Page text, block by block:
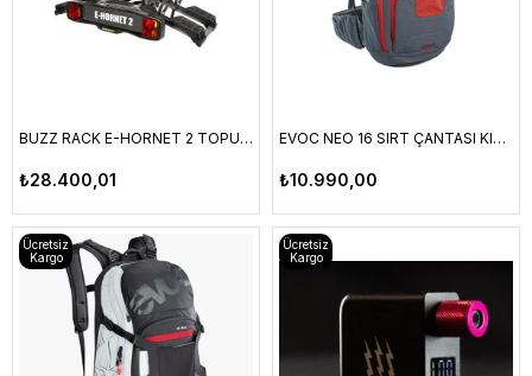
BUZZ RACK E-HORNET 2 TOPUZ BAĞLANTILI ÇEKİ DEMİRİ BİSİKLET TAŞIYICI
₺28.400,01
EVOC NEO 16 SIRT ÇANTASI KIRMIZI GRİ
₺10.990,00
Ücretsiz
Kargo
Ücretsiz
Kargo